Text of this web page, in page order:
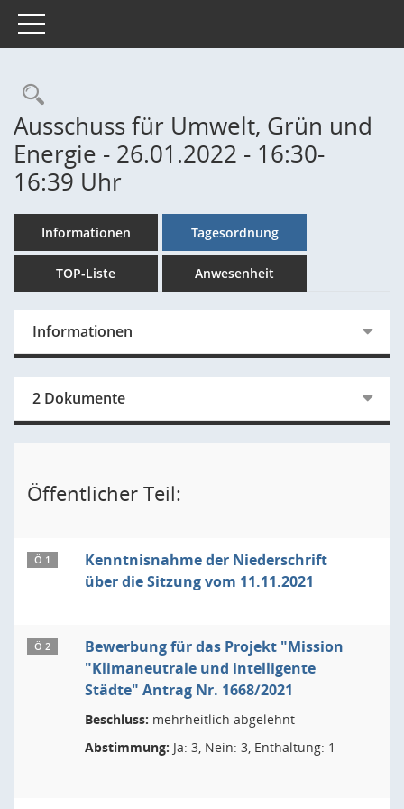
Toggle navigation
Rechercheauswahl
Ausschuss für Umwelt, Grün und
Energie - 26.01.2022 - 16:30-
16:39 Uhr
Informationen Tagesordnung
TOP-Liste Anwesenheit
Informationen
2 Dokumente
Öffentlicher Teil:
Ö 1
Kenntnisnahme der Niederschrift
über die Sitzung vom 11.11.2021
Ö 2
Bewerbung für das Projekt "Mission
"Klimaneutrale und intelligente
Städte" Antrag Nr. 1668/2021
Beschluss: mehrheitlich abgelehnt
Abstimmung: Ja: 3, Nein: 3, Enthaltung: 1